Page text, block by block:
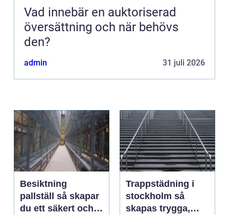
Vad innebär en auktoriserad
översättning och när behövs
den?
admin 31 juli 2026
Besiktning
pallställ så skapar
du ett säkert och
Trappstädning i
stockholm så
skapas trygga,